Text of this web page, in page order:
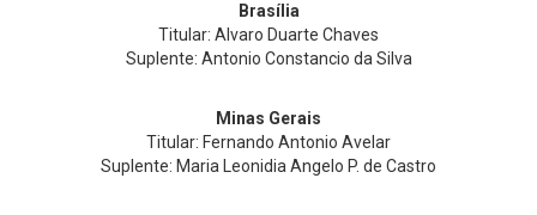
Brasília
Titular: Alvaro Duarte Chaves
Suplente: Antonio Constancio da Silva
Minas Gerais
Titular: Fernando Antonio Avelar
Suplente: Maria Leonidia Angelo P. de Castro